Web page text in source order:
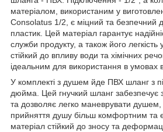
матеріалом, використаним у
Consolatus 1/2, є міцний та безпечний
пластик. Цей матеріал гарантує
служби продукту, а також його легкість
стійкий до впливу води та хімічних
ідеальним для використання в умовах
У комплекті з душем йде ПВХ шланг з
дюйма. Цей гнучкий шланг забезпечує
та дозволяє легко маневрувати
прийняття душу більш комфортним
матеріал стійкий до зносу та